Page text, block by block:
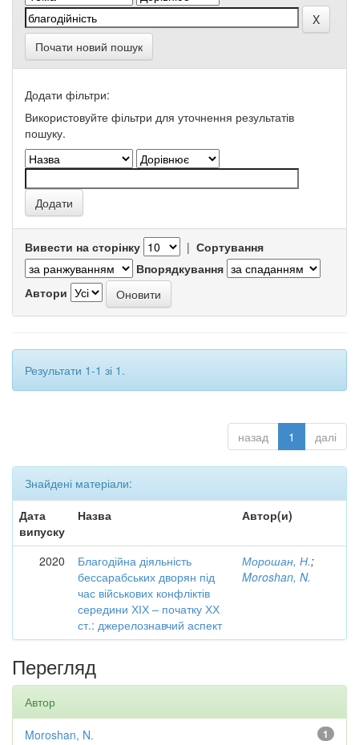
Почати новий пошук
Додати фільтри:
Використовуйте фільтри для уточнення результатів
пошуку.
Вивести на сторінку | Сортування
Впорядкування
Автори
Результати 1-1 зі 1.
назад 1 далі
Знайдені матеріали:
Дата
випуску
Назва Автор(и)
2020
Благодійна діяльність
бессарабських дворян під
час військових конфліктів
середини ХІХ – початку ХХ
ст.: джерелознавчий аспект
Морошан, Н.;
Moroshan, N.
Перегляд
Автор
1
Moroshan, N.